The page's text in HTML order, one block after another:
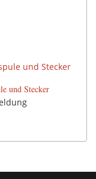
und Stecker